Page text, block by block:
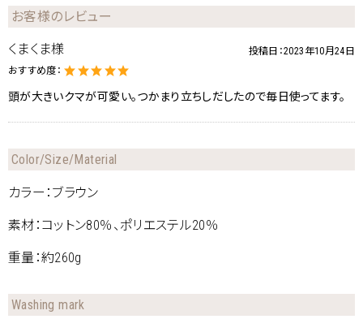
お客様のレビュー
くまくま様 投稿日：2023年10月24日
おすすめ度：
頭が大きいクマが可愛い。つかまり立ちしだしたので毎日使ってます。
Color/Size/Material
カラー：ブラウン
素材：コットン80％、ポリエステル20％
重量：約260g
Washing mark